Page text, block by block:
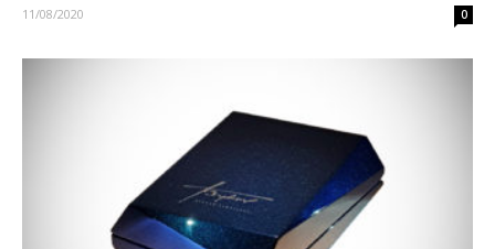
11/08/2020 0